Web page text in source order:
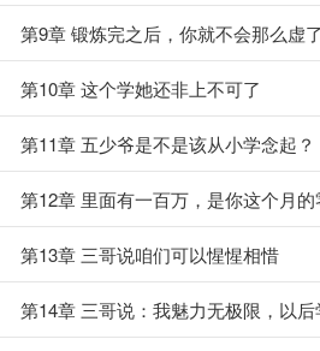
第9章 锻炼完之后，你就不会那么虚了
第10章 这个学她还非上不可了
第11章 五少爷是不是该从小学念起？
第12章 里面有一百万，是你这个月
第13章 三哥说咱们可以惺惺相惜
第14章 三哥说：我魅力无极限，以